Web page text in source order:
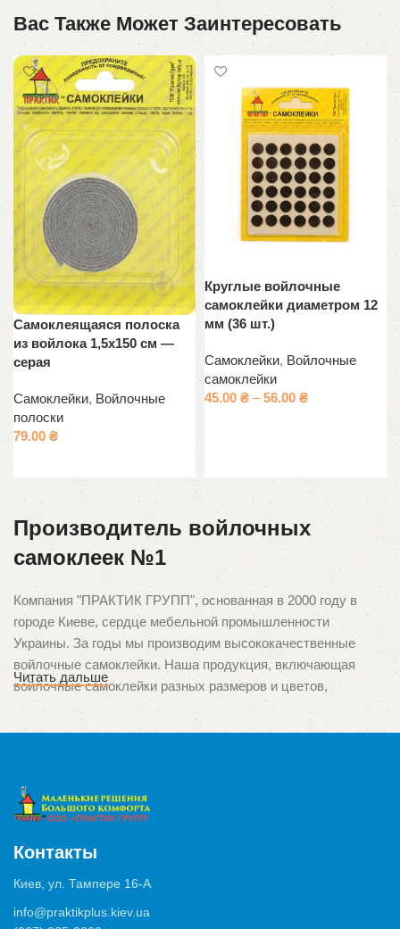
Вас Также Может Заинтересовать
Самоклеящаяся полоска
из войлока 1,5х150 см —
серая
Самоклейки, Войлочные
полоски
79.00 ₴
Круглые войлочные
самоклейки диаметром 12
мм (36 шт.)
Самоклейки, Войлочные
самоклейки
45.00 ₴ –56.00 ₴
Производитель войлочных
самоклеек №1
Компания "ПРАКТИК ГРУПП", основанная в 2000 году в
городе Киеве, сердце мебельной промышленности
Украины. За годы мы производим высококачественные
войлочные самоклейки. Наша продукция, включающая
войлочные самоклейки разных размеров и цветов,
зарекомендовала себя среди клиентов благодаря
непревзойденному качеству и ориентации на потребности
который используется для защиты поверхностей от
царапин и повреждений, вызванных ножками мебели.
Высокое качество и многозадачность
ситуациях, от защиты паркета, ламината и плитки до
Читать дальше
Контакты
Киев, ул. Тампере 16-А
info@praktikplus.kiev.ua